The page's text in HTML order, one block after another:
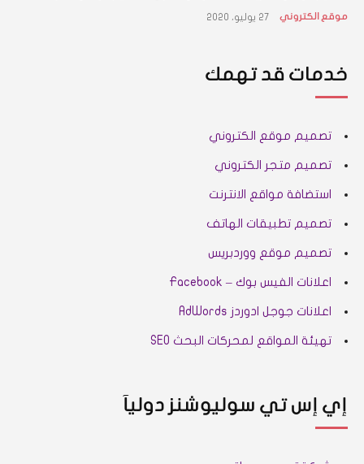
موقع الكتروني 27 يوليو، 2020
خدمات قد تهمك
تصميم موقع الكتروني
تصميم متجر الكتروني
استضافة مواقع الانترنت
تصميم تطبيقات الهاتف
تصميم موقع ووردبريس
اعلانات الفيس بوك – Facebook
اعلانات جوجل ادوردز AdWords
تهيئة المواقع لمحركات البحث SEO
إي إس تي سوليوشنز دوليآ